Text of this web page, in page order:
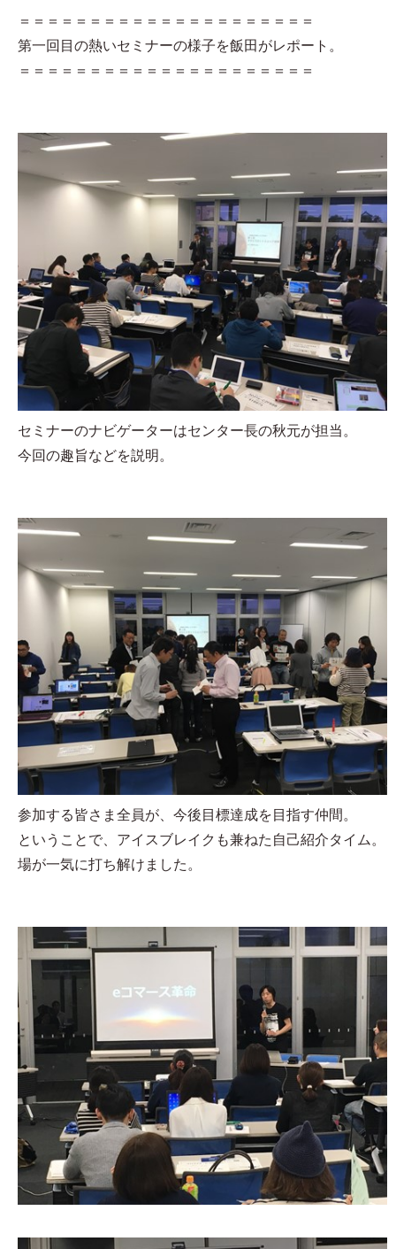
＝＝＝＝＝＝＝＝＝＝＝＝＝＝＝＝＝＝＝＝＝
第一回目の熱いセミナーの様子を飯田がレポート。
＝＝＝＝＝＝＝＝＝＝＝＝＝＝＝＝＝＝＝＝＝
セミナーのナビゲーターはセンター長の秋元が担当。
今回の趣旨などを説明。
参加する皆さま全員が、今後目標達成を目指す仲間。
ということで、アイスブレイクも兼ねた自己紹介タイム。
場が一気に打ち解けました。